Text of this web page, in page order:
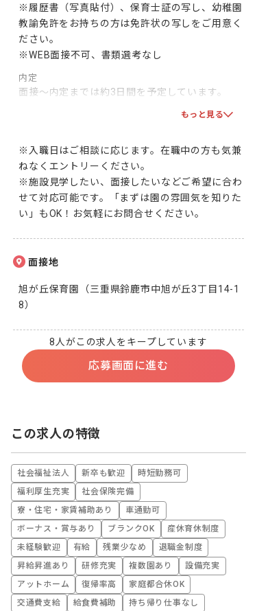
※履歴書（写真貼付）、保育士証の写し、幼稚園
教諭免許をお持ちの方は免許状の写しをご用意く
ださい。
※WEB面接不可、書類選考なし
内定
面接～内定までは約3日間を予定しています。
もっと見る
※入職日はご相談に応じます。在職中の方も気兼
ねなくエントリーください。
※施設見学したい、面接したいなどご希望に合わ
せて対応可能です。「まずは園の雰囲気を知りた
い」もOK！お気軽にお問合せください。
面接地
旭が丘保育園（三重県鈴鹿市中旭が丘3丁目14-1
8）
8人がこの求人をキープしています
応募画面に進む
この求人の特徴
社会福祉法人 新卒も歓迎
時短勤務可
福利厚生充実
社会保険完備
寮・住宅・家賃補助あり
車通勤可
ボーナス・賞与あり
ブランクOK
産休育休制度
未経験歓迎
有給 残業少なめ
退職金制度
昇給昇進あり
研修充実 複数園あり
設備充実
アットホーム
復帰率高
家庭都合休OK
交通費支給
給食費補助
持ち帰り仕事なし